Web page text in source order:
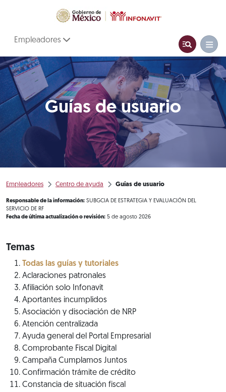
Empleadores
Guías de usuario
Empleadores Centro de ayuda Guías de usuario
Responsable de la información: SUBGCIA DE ESTRATEGIA Y EVALUACIÓN DEL
SERVICIO DE RF
Fecha de última actualización o revisión: 5 de agosto 2026
Temas
Todas las guías y tutoriales
Aclaraciones patronales
Afiliación solo Infonavit
Aportantes incumplidos
Asociación y disociación de NRP
Atención centralizada
Ayuda general del Portal Empresarial
Comprobante Fiscal Digital
Campaña Cumplamos Juntos
Confirmación trámite de crédito
Constancia de situación fiscal